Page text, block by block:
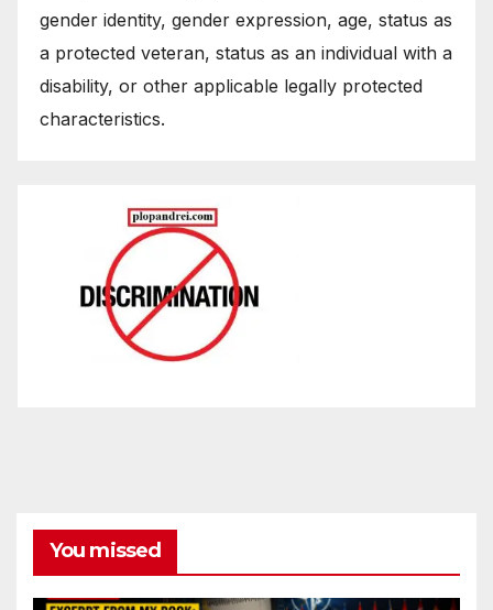
gender identity, gender expression, age, status as
a protected veteran, status as an individual with a
disability, or other applicable legally protected
characteristics.
You missed